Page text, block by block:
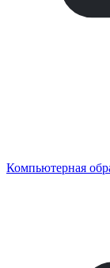
Компьютерная